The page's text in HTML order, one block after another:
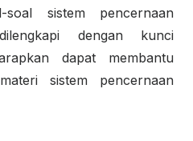
sistem pencernaan
dengan kunci
dapat membantu
sistem pencernaan